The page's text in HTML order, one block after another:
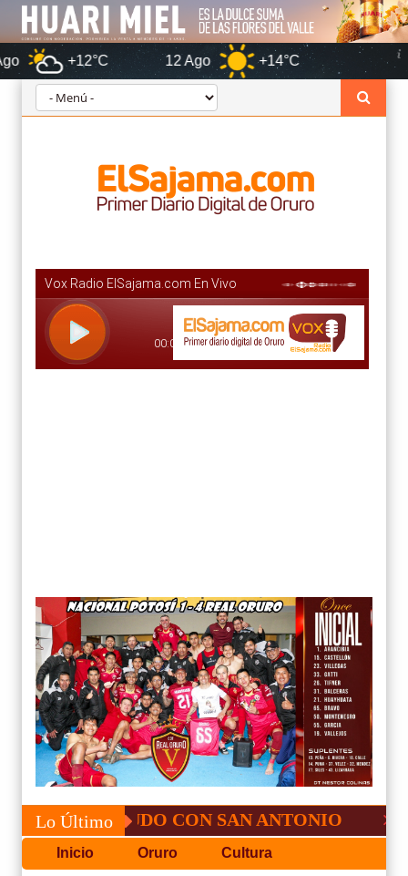
+12°C 12 Ago +14°C Oruro
Lo Último
NO PUDO CON SAN ANTONIO COPA
Inicio Oruro Cultura